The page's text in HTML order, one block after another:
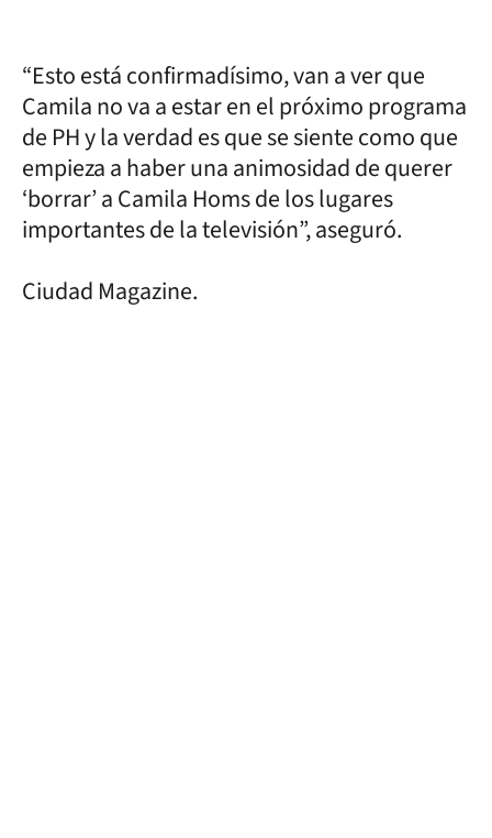
“Esto está confirmadísimo, van a ver que
Camila no va a estar en el próximo programa
de PH y la verdad es que se siente como que
empieza a haber una animosidad de querer
‘borrar’ a Camila Homs de los lugares
importantes de la televisión”, aseguró.
Ciudad Magazine.